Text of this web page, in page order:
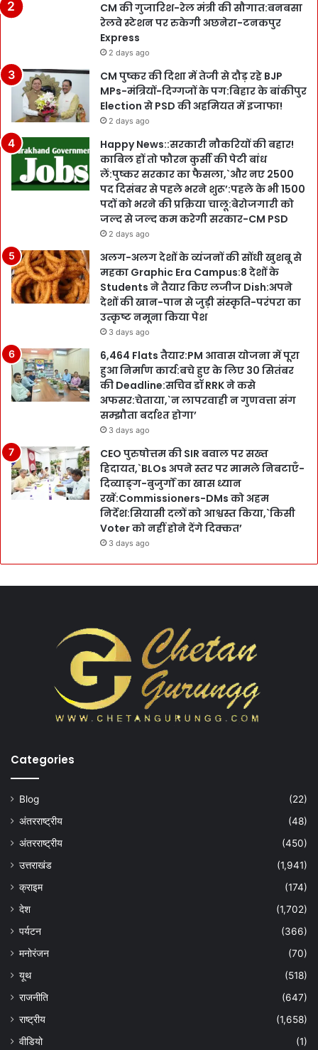
CM की गुजारिश-रेल मंत्री की सौगात:बनबसा
रेलवे स्टेशन पर रुकेगी अछनेरा-टनकपुर
Express
2 days ago
CM पुष्कर की दिशा में तेजी से दौड़ रहे BJP
MPs-मंत्रियों-दिग्गजों के पग:बिहार के बांकीपुर
Election से PSD की अहमियत में इजाफा!
2 days ago
Happy News::सरकारी नौकरियों की बहार!
काबिल हों तो फौरन कुर्सी की पेटी बांध
लें:पुष्कर सरकार का फैसला,`और नए 2500
पद दिसंबर से पहले भरने शुरू’:पहले के भी 1500
पदों को भरने की प्रक्रिया चालू:बेरोजगारी को
जल्द से जल्द कम करेगी सरकार-CM PSD
2 days ago
अलग-अलग देशों के व्यंजनों की सोंधी खुशबू से
महका Graphic Era Campus:8 देशों के
Students ने तैयार किए लजीज Dish:अपने
देशों की खान-पान से जुड़ी संस्कृति-परंपरा का
उत्कृष्ट नमूना किया पेश
3 days ago
6,464 Flats तैयार:PM आवास योजना में पूरा
हुआ निर्माण कार्य:बचे हुए के लिए 30 सितंबर
की Deadline:सचिव डॉ RRK ने कसे
अफसर:चेताया,`न लापरवाही न गुणवत्ता संग
सम्झौता बर्दाश्त होगा’
3 days ago
CEO पुरुषोत्तम की SIR बवाल पर सख्त
हिदायत,`BLOs अपने स्तर पर मामले निबटाएँ-
दिव्याङ्ग-बुजुर्गों का खास ध्यान
रखें:Commissioners-DMs को अहम
निर्देश:सियासी दलों को आश्वस्त किया,`किसी
Voter को नहीं होने देंगे दिक्कत’
3 days ago
Categories
Blog
(22)
अंतरराष्ट्रीय
(48)
अंतरराष्ट्रीय
(450)
उत्तराखंड
(1,941)
क्राइम
(174)
देश
(1,702)
पर्यटन
(366)
मनोरंजन
(70)
यूथ
(518)
राजनीति
(647)
राष्ट्रीय
(1,658)
वीडियो
(1)